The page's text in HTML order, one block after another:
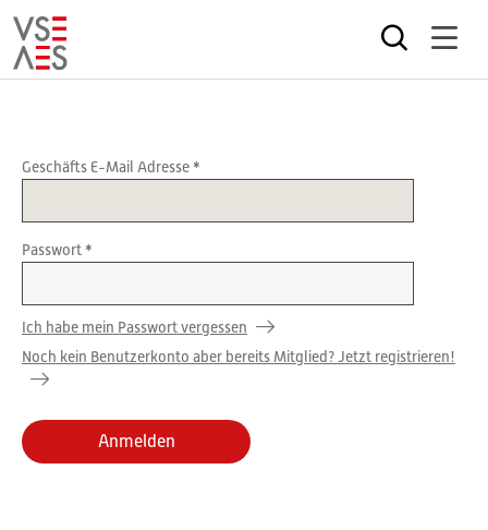
Geschäfts E-Mail Adresse
Passwort
Ich habe mein Passwort vergessen
Noch kein Benutzerkonto aber bereits Mitglied? Jetzt registrieren!